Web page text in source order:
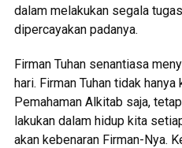
dalam melakukan segala
dipercayakan padanya.
Firman Tuhan senantiasa
hari. Firman Tuhan tidak
Pemahaman Alkitab saja,
lakukan dalam hidup kita
akan kebenaran Firman-Nya.